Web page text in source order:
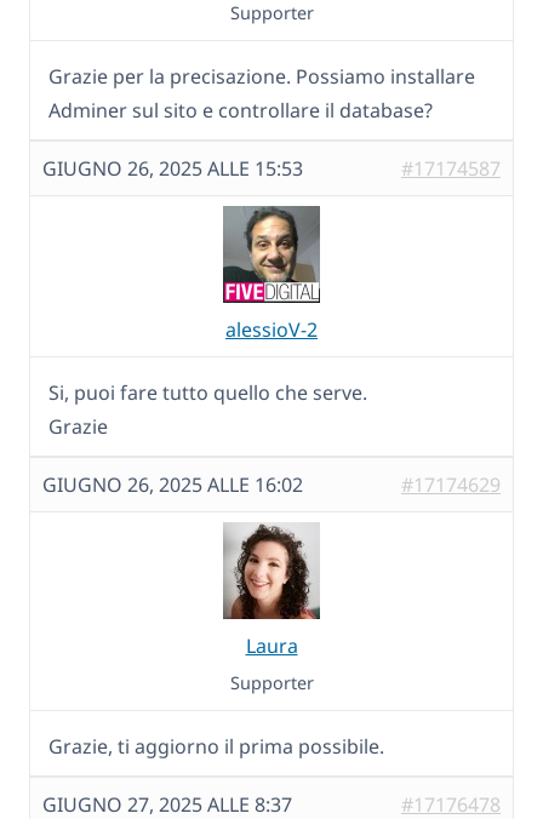
Supporter
Grazie per la precisazione. Possiamo installare
Adminer sul sito e controllare il database?
GIUGNO 26, 2025 ALLE 15:53 #17174587
alessioV-2
Si, puoi fare tutto quello che serve.
Grazie
GIUGNO 26, 2025 ALLE 16:02 #17174629
Laura
Supporter
Grazie, ti aggiorno il prima possibile.
GIUGNO 27, 2025 ALLE 8:37 #17176478